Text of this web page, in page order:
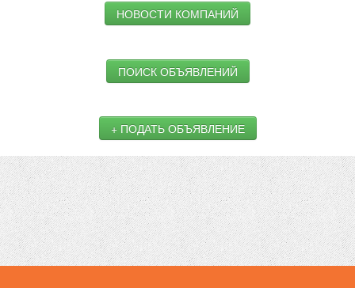
НОВОСТИ КОМПАНИЙ
ПОИСК ОБЪЯВЛЕНИЙ
+ ПОДАТЬ ОБЪЯВЛЕНИЕ